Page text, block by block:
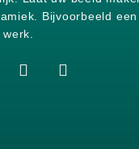
Bijvoorbeeld